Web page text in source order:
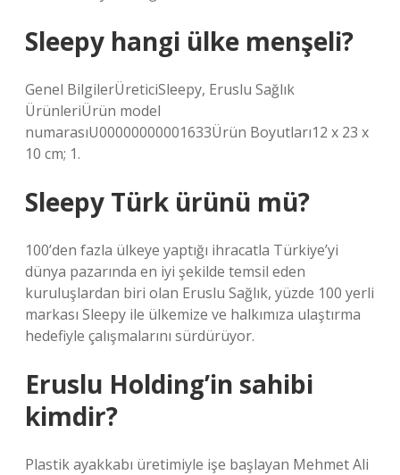
Sleepy hangi ülke menşeli?
Genel BilgilerÜretici‎Sleepy, Eruslu Sağlık
ÜrünleriÜrün model
numarası‎U00000000001633Ürün Boyutları‎12 x 23 x
10 cm; 1.
Sleepy Türk ürünü mü?
100’den fazla ülkeye yaptığı ihracatla Türkiye’yi
dünya pazarında en iyi şekilde temsil eden
kuruluşlardan biri olan Eruslu Sağlık, yüzde 100 yerli
markası Sleepy ile ülkemize ve halkımıza ulaştırma
hedefiyle çalışmalarını sürdürüyor.
Eruslu Holding’in sahibi
kimdir?
Plastik ayakkabı üretimiyle işe başlayan Mehmet Ali